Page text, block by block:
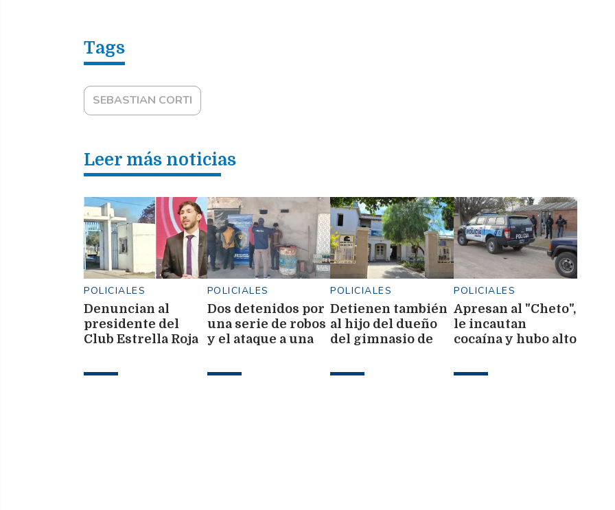
SEBASTIAN CORTI
Leer más noticias
POLICIALES
Denuncian al
presidente del
Club Estrella Roja
POLICIALES
Dos detenidos por
una serie de robos
y el ataque a una
bebidas en Pampa
POLICIALES
Detienen también
al hijo del dueño
del gimnasio de
hallaron
POLICIALES
Apresan al "Cheto",
le incautan
cocaína y hubo alto